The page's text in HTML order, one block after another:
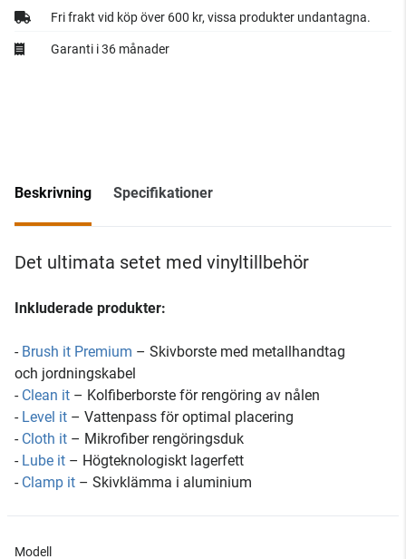
Fri frakt vid köp över 600 kr, vissa produkter undantagna.
Garanti i 36 månader
Beskrivning Specifikationer
Det ultimata setet med vinyltillbehör
Inkluderade produkter:
- Brush it Premium – Skivborste med metallhandtag
och jordningskabel
- Clean it – Kolfiberborste för rengöring av nålen
- Level it – Vattenpass för optimal placering
- Cloth it – Mikrofiber rengöringsduk
- Lube it – Högteknologiskt lagerfett
- Clamp it – Skivklämma i aluminium
Modell